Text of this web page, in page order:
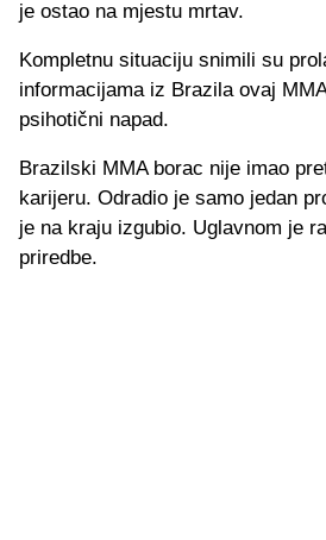
je ostao na mjestu mrtav.
Kompletnu situaciju snimili su
informacijama iz Brazila ovaj
psihotični napad.
Brazilski MMA borac nije imao
karijeru. Odradio je samo jedan
je na kraju izgubio. Uglavnom je
priredbe.